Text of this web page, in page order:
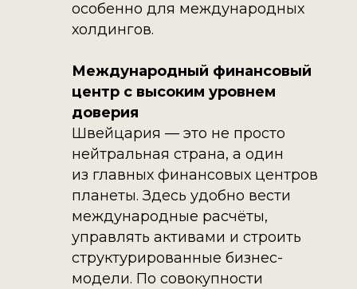
особенно для международных
холдингов.
Международный финансовый
центр с высоким уровнем
доверия
Швейцария — это не просто
нейтральная страна, а один
из главных финансовых центров
планеты. Здесь удобно вести
международные расчёты,
управлять активами и строить
структурированные бизнес-
модели. По совокупности